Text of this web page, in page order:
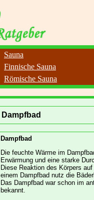
Sauna
Finnische Sauna
Römische Sauna
Dampfbad
Dampfbad
Die feuchte Wärme im
Erwärmung und eine starke
Diese Reaktion des Körpers
einem Dampfbad nutz die
Das Dampfbad war schon im
bekannt.